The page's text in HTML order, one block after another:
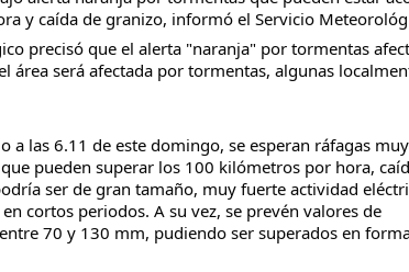
y caída de granizo, informó el Servicio
precisó que el alerta "naranja" por tormentas
área será afectada por tormentas, algunas
a las 6.11 de este domingo, se esperan ráfagas muy
pueden superar los 100 kilómetros por hora,
ser de gran tamaño, muy fuerte actividad
cortos periodos. A su vez, se prevén valores de
70 y 130 mm, pudiendo ser superados en